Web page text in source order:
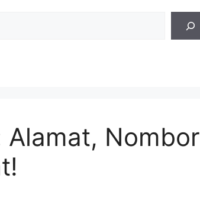
Alamat, Nombor